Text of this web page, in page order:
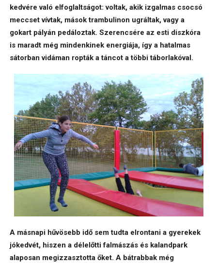
kedvére való elfoglaltságot: voltak, akik izgalmas csocsó
meccset vívtak, mások trambulinon ugráltak, vagy a
gokart pályán pedáloztak. Szerencsére az esti diszkóra
is maradt még mindenkinek energiája, így a hatalmas
sátorban vidáman ropták a táncot a többi táborlakóval.
A másnapi hűvösebb idő sem tudta elrontani a gyerekek
jókedvét, hiszen a délelőtti falmászás és kalandpark
alaposan megizzasztotta őket. A bátrabbak még